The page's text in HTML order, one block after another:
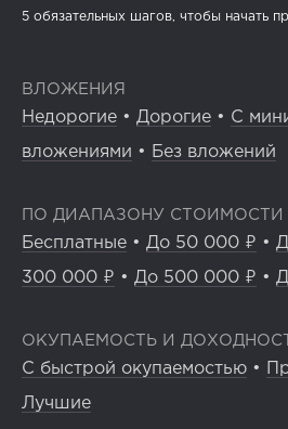
5 обязательных шагов, чтобы начать
ВЛОЖЕНИЯ
Недорогие • Дорогие • С
вложениями • Без вложений
ПО ДИАПАЗОНУ СТОИМОСТИ
Бесплатные • До 50 000 ₽ •
300 000 ₽ • До 500 000 ₽ •
ОКУПАЕМОСТЬ И
С быстрой окупаемостью •
Лучшие